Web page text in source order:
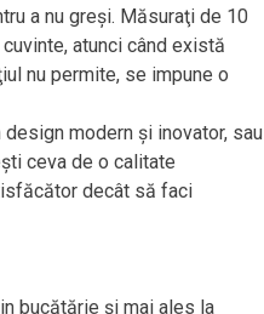
a nu greşi. Măsuraţi de 10
atunci când există
nu permite, se impune o
modern şi inovator, sau
ceva de o calitate
decât să faci
bucătărie şi mai ales la